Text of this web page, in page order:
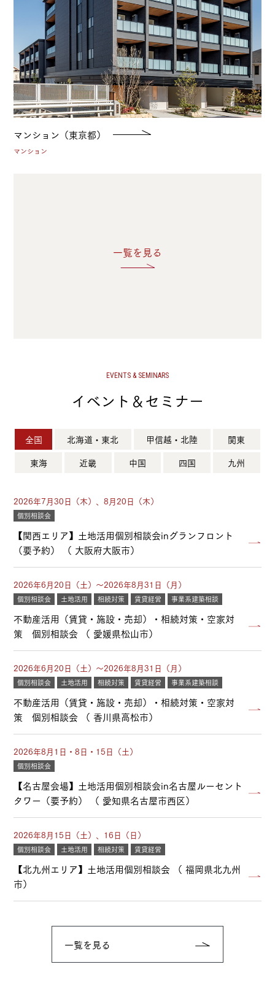
マンション（東京都）
マンション
一覧を見る
EVENTS & SEMINARS
イベント＆セミナー
全国 北海道・東北 甲信越・北陸
関東
東海
近畿 中国 四国 九州
2026年7月30日（木）、8月20日（木）
個別相談会
【関西エリア】土地活用個別相談会inグランフロント
（要予約） （ 大阪府大阪市）
2026年6月20日（土）～2026年8月31日（月）
個別相談会 土地活用 相続対策 賃貸経営 事業系建築相談
不動産活用（賃貸・施設・売却）・相続対策・空家対
策 個別相談会 （ 愛媛県松山市）
2026年6月20日（土）～2026年8月31日（月）
個別相談会 土地活用 相続対策 賃貸経営 事業系建築相談
不動産活用（賃貸・施設・売却）・相続対策・空家対
策 個別相談会 （ 香川県高松市）
2026年8月1日・8日・15日（土）
個別相談会
【名古屋会場】土地活用個別相談会in名古屋ルーセント
タワー（要予約） （ 愛知県名古屋市西区）
2026年8月15日（土）、16日（日）
個別相談会 土地活用 相続対策 賃貸経営
【北九州エリア】土地活用個別相談会 （ 福岡県北九州
市）
一覧を見る